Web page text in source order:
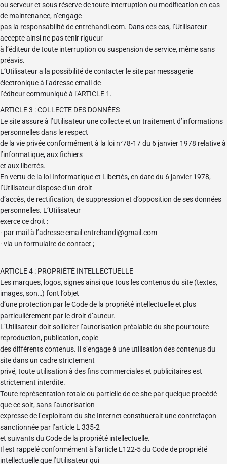
ou serveur et sous réserve de toute interruption ou modification en cas
de maintenance, n’engage
pas la responsabilité de entrehandi.com. Dans ces cas, l’Utilisateur
accepte ainsi ne pas tenir rigueur
à l’éditeur de toute interruption ou suspension de service, même sans
préavis.
L’Utilisateur a la possibilité de contacter le site par messagerie
électronique à l’adresse email de
l’éditeur communiqué à l’ARTICLE 1.
ARTICLE 3 : COLLECTE DES DONNÉES
Le site assure à l’Utilisateur une collecte et un traitement d’informations
personnelles dans le respect
de la vie privée conformément à la loi n°78-17 du 6 janvier 1978 relative à
l’informatique, aux fichiers
et aux libertés.
En vertu de la loi Informatique et Libertés, en date du 6 janvier 1978,
l’Utilisateur dispose d’un droit
d’accès, de rectification, de suppression et d’opposition de ses données
personnelles. L’Utilisateur
exerce ce droit :
· par mail à l’adresse email entrehandi@gmail.com
· via un formulaire de contact ;
ARTICLE 4 : PROPRIÉTÉ INTELLECTUELLE
Les marques, logos, signes ainsi que tous les contenus du site (textes,
images, son…) font l’objet
d’une protection par le Code de la propriété intellectuelle et plus
particulièrement par le droit d’auteur.
L’Utilisateur doit solliciter l’autorisation préalable du site pour toute
reproduction, publication, copie
des différents contenus. Il s’engage à une utilisation des contenus du
site dans un cadre strictement
privé, toute utilisation à des fins commerciales et publicitaires est
strictement interdite.
Toute représentation totale ou partielle de ce site par quelque procédé
que ce soit, sans l’autorisation
expresse de l’exploitant du site Internet constituerait une contrefaçon
sanctionnée par l’article L 335-2
et suivants du Code de la propriété intellectuelle.
Il est rappelé conformément à l’article L122-5 du Code de propriété
intellectuelle que l’Utilisateur qui